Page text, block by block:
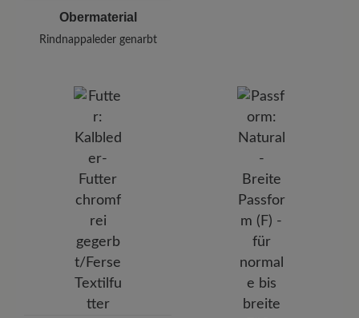
Obermaterial
Rindnappaleder genarbt